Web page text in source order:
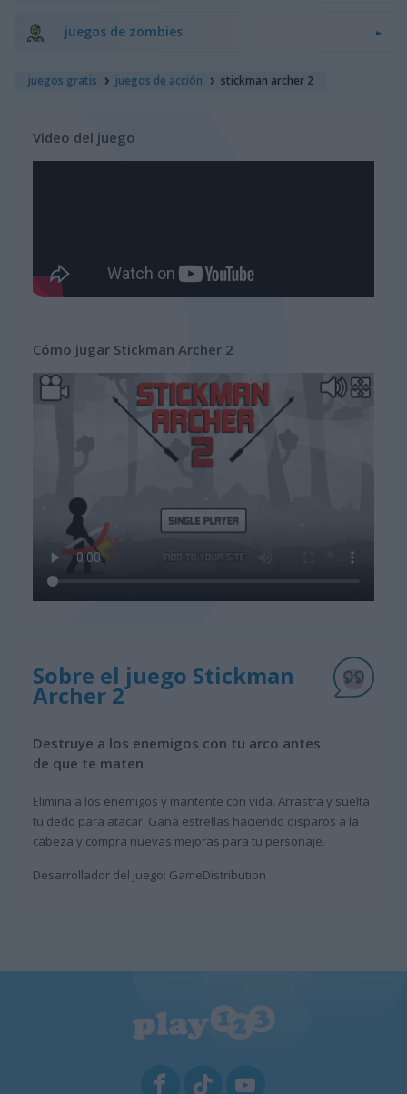
juegos de zombies
juegos gratis juegos de acción stickman archer 2
Video del juego
Cómo jugar Stickman Archer 2
Sobre el juego Stickman
Archer 2
Destruye a los enemigos con tu arco antes
de que te maten
Elimina a los enemigos y mantente con vida. Arrastra y suelta
tu dedo para atacar. Gana estrellas haciendo disparos a la
cabeza y compra nuevas mejoras para tu personaje.
Desarrollador del juego: GameDistribution